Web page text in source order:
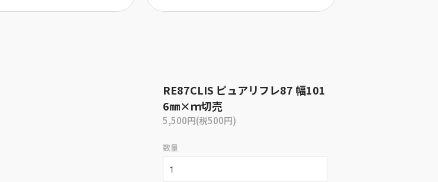
RE87CLIS ピュアリフレ87 幅101
6㎜×ｍ切売
5,500円(税500円)
数量